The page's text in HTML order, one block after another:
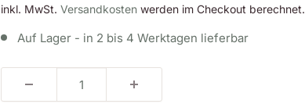
inkl. MwSt.Versandkosten werden im Checkout berechnet.
Auf Lager - in 2 bis 4 Werktagen lieferbar